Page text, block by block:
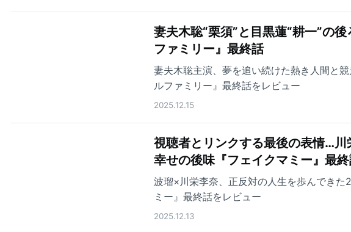
妻夫木聡“栗須”と目黒蓮“耕一”の
ファミリー』最終話
妻夫木聡主演、夢を追い続けた熱き人間と
ルファミリー』最終話をレビュー
2025.12.15
視聴者とリンクする最後の表情…川
幸せの後味『フェイクマミー』最
波瑠×川栄李奈、正反対の人生を歩んでき
ミー』最終話をレビュー
2025.12.13